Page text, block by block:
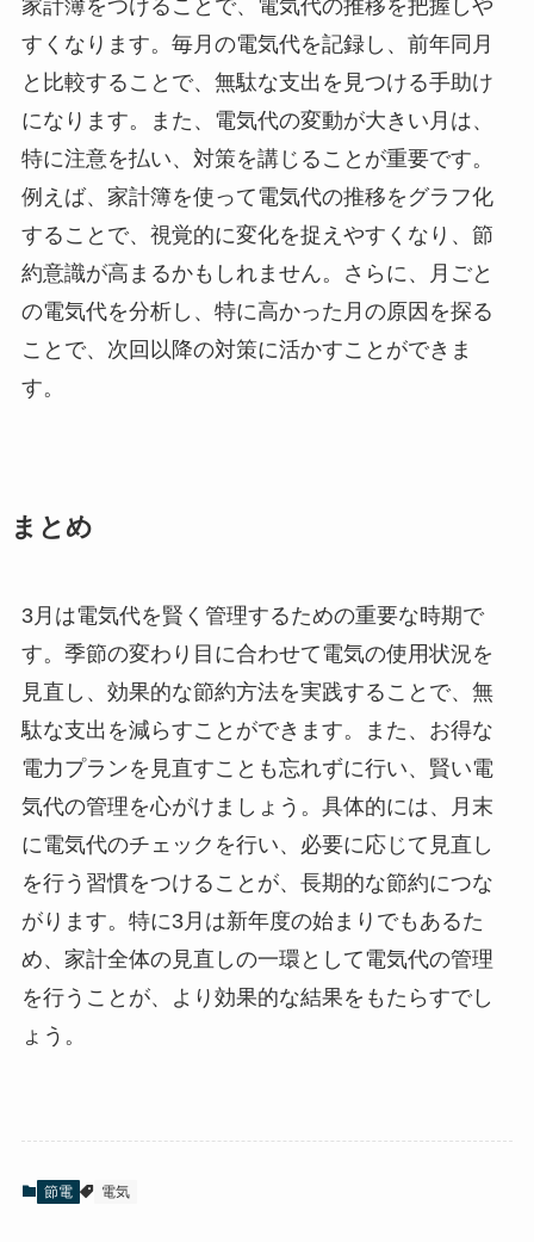
家計簿をつけることで、電気代の推移を把握しや
すくなります。毎月の電気代を記録し、前年同月
と比較することで、無駄な支出を見つける手助け
になります。また、電気代の変動が大きい月は、
特に注意を払い、対策を講じることが重要です。
例えば、家計簿を使って電気代の推移をグラフ化
することで、視覚的に変化を捉えやすくなり、節
約意識が高まるかもしれません。さらに、月ごと
の電気代を分析し、特に高かった月の原因を探る
ことで、次回以降の対策に活かすことができま
す。
まとめ
3月は電気代を賢く管理するための重要な時期で
す。季節の変わり目に合わせて電気の使用状況を
見直し、効果的な節約方法を実践することで、無
駄な支出を減らすことができます。また、お得な
電力プランを見直すことも忘れずに行い、賢い電
気代の管理を心がけましょう。具体的には、月末
に電気代のチェックを行い、必要に応じて見直し
を行う習慣をつけることが、長期的な節約につな
がります。特に3月は新年度の始まりでもあるた
め、家計全体の見直しの一環として電気代の管理
を行うことが、より効果的な結果をもたらすでし
ょう。
節電 電気